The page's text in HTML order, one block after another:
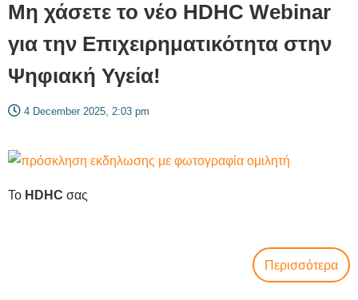
Μη χάσετε το νέο HDHC Webinar
για την Επιχειρηματικότητα στην
Ψηφιακή Υγεία!
4 December 2025, 2:03 pm
Το HDHC σας
Περισσότερα